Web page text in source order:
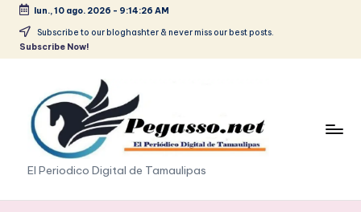
Saltar
lun., 10 ago. 2026 - 9:14:26 AM
Subscribe to our bloghashter & never miss our best posts.
Subscribe Now!
p
e
El Periodico Digital de Tamaulipas